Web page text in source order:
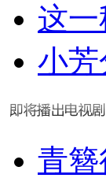
这
小芳
青簪